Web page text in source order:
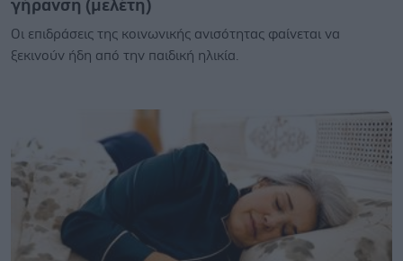
γήρανση (μελέτη)
Οι επιδράσεις της κοινωνικής ανισότητας φαίνεται να
ξεκινούν ήδη από την παιδική ηλικία.